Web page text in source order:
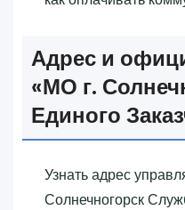
Адрес и
«‎МО г.
Единого
Узнать адрес
Солнечногорск